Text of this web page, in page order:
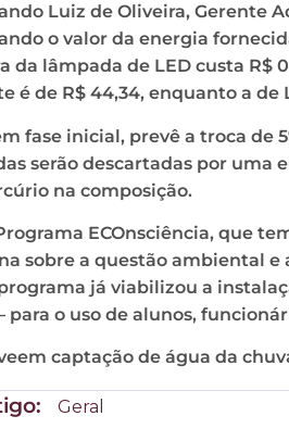
Luiz de Oliveira, Gerente
o valor da energia
da lâmpada de LED custa R$
é de R$ 44,34, enquanto a de
fase inicial, prevê a troca de
serão descartadas por uma
na composição.
ECOnsciência, que
sobre a questão ambiental e
já viabilizou a
para o uso de alunos,
captação de água da
Geral